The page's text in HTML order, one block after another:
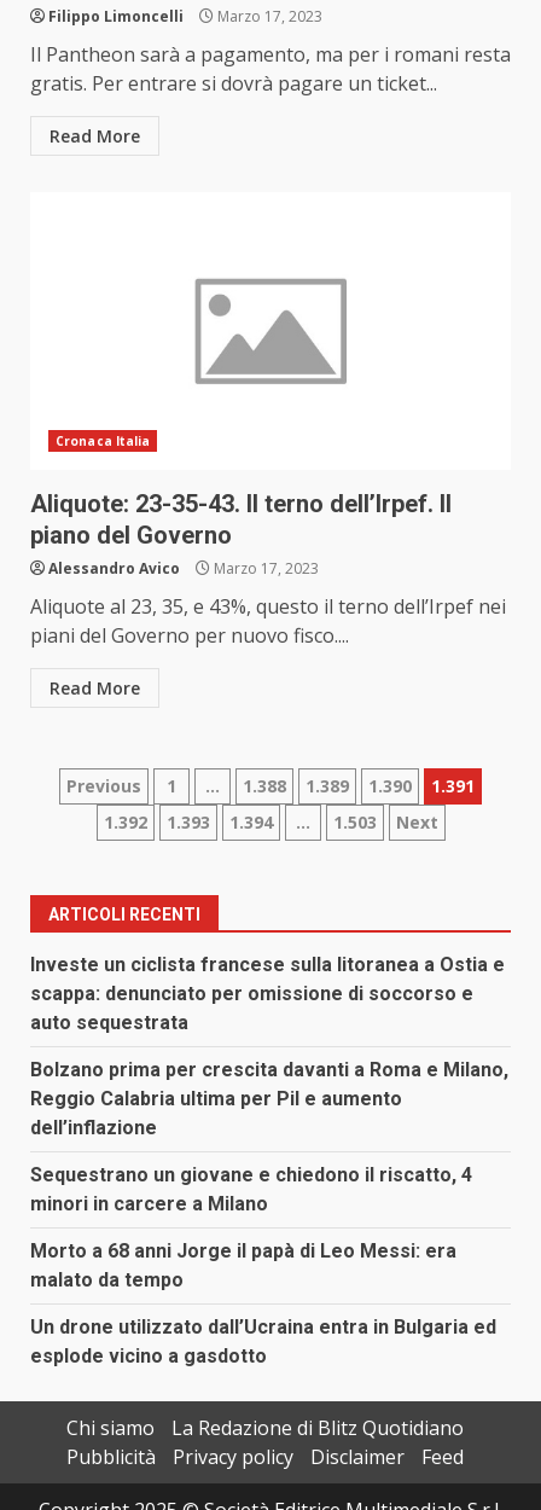
Filippo Limoncelli Marzo 17, 2023
Il Pantheon sarà a pagamento, ma per i romani resta
gratis. Per entrare si dovrà pagare un ticket...
Read More
Cronaca Italia
Aliquote: 23-35-43. Il terno dell’Irpef. Il
piano del Governo
Alessandro Avico Marzo 17, 2023
Aliquote al 23, 35, e 43%, questo il terno dell’Irpef nei
piani del Governo per nuovo fisco....
Read More
Paginazione
degli
articoli
Previous 1 … 1.388 1.389 1.390
1.391
1.392
1.393 1.394 … 1.503 Next
ARTICOLI RECENTI
Investe un ciclista francese sulla litoranea a Ostia e
scappa: denunciato per omissione di soccorso e
auto sequestrata
Bolzano prima per crescita davanti a Roma e Milano,
Reggio Calabria ultima per Pil e aumento
dell’inflazione
Sequestrano un giovane e chiedono il riscatto, 4
minori in carcere a Milano
Morto a 68 anni Jorge il papà di Leo Messi: era
malato da tempo
Un drone utilizzato dall’Ucraina entra in Bulgaria ed
esplode vicino a gasdotto
Chi siamo
La Redazione di Blitz Quotidiano
Pubblicità
Privacy policy Disclaimer
Feed